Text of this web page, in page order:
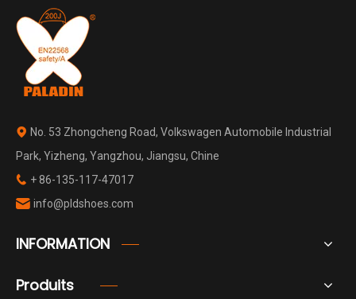
 No. 53 Zhongcheng Road, Volkswagen Automobile Industrial
Park, Yizheng, Yangzhou, Jiangsu, Chine
 + 86-135-117-47017
 info@pldshoes.com
INFORMATION
Produits